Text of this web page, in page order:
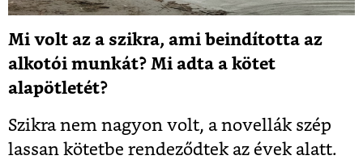
Mi volt az a szikra, ami beindította az
alkotói munkát? Mi adta a kötet
alapötletét?
Szikra nem nagyon volt, a novellák szép
lassan kötetbe rendeződtek az évek alatt.